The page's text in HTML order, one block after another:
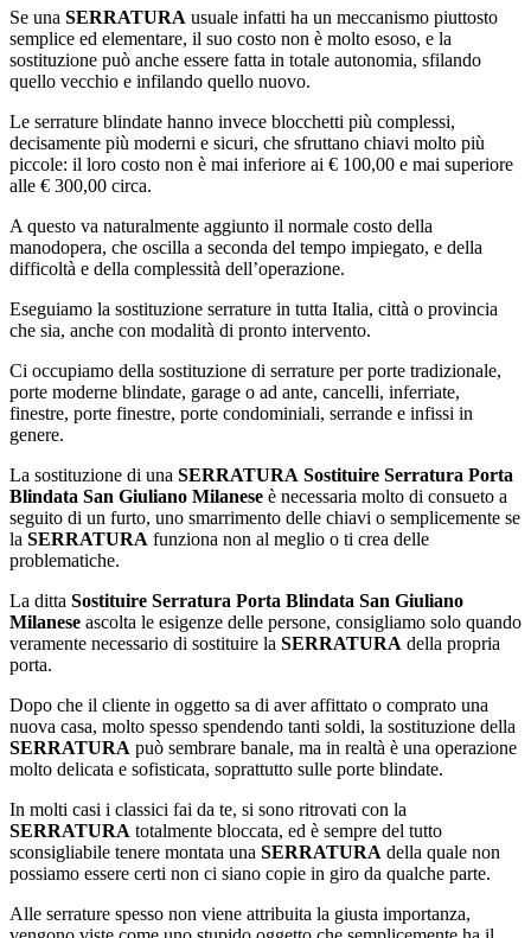
Se una SERRATURA usuale infatti ha un meccanismo piuttosto
semplice ed elementare, il suo costo non è molto esoso, e la
sostituzione può anche essere fatta in totale autonomia, sfilando
quello vecchio e infilando quello nuovo.
Le serrature blindate hanno invece blocchetti più complessi,
decisamente più moderni e sicuri, che sfruttano chiavi molto più
piccole: il loro costo non è mai inferiore ai € 100,00 e mai superiore
alle € 300,00 circa.
A questo va naturalmente aggiunto il normale costo della
manodopera, che oscilla a seconda del tempo impiegato, e della
difficoltà e della complessità dell’operazione.
Eseguiamo la sostituzione serrature in tutta Italia, città o provincia
che sia, anche con modalità di pronto intervento.
Ci occupiamo della sostituzione di serrature per porte tradizionale,
porte moderne blindate, garage o ad ante, cancelli, inferriate,
finestre, porte finestre, porte condominiali, serrande e infissi in
genere.
La sostituzione di una SERRATURA Sostituire Serratura Porta
Blindata San Giuliano Milanese è necessaria molto di consueto a
seguito di un furto, uno smarrimento delle chiavi o semplicemente se
la SERRATURA funziona non al meglio o ti crea delle
problematiche.
La ditta Sostituire Serratura Porta Blindata San Giuliano
Milanese ascolta le esigenze delle persone, consigliamo solo quando
veramente necessario di sostituire la SERRATURA della propria
porta.
Dopo che il cliente in oggetto sa di aver affittato o comprato una
nuova casa, molto spesso spendendo tanti soldi, la sostituzione della
SERRATURA può sembrare banale, ma in realtà è una operazione
molto delicata e sofisticata, soprattutto sulle porte blindate.
In molti casi i classici fai da te, si sono ritrovati con la
SERRATURA totalmente bloccata, ed è sempre del tutto
sconsigliabile tenere montata una SERRATURA della quale non
possiamo essere certi non ci siano copie in giro da qualche parte.
Alle serrature spesso non viene attribuita la giusta importanza,